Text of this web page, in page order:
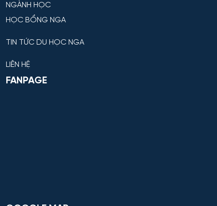
Hàng không dẫn đường và kiểm soát không lưu
Hành chính công
Hóa dược
NGÀNH HỌC
HỌC BỔNG NGA
TIN TỨC DU HỌC NGA
LIÊN HỆ
FANPAGE